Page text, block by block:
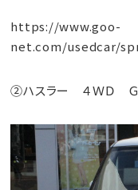
https://www.goo-
net.com/usedcar/
②ハスラー ４ＷＤ Ｇ